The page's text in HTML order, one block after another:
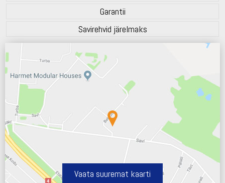
Garantii
Savirehvid järelmaks
Vaata suuremat kaarti